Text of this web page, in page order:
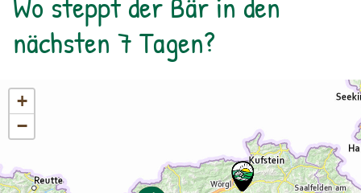
nächsten 7 Tagen?
+
−